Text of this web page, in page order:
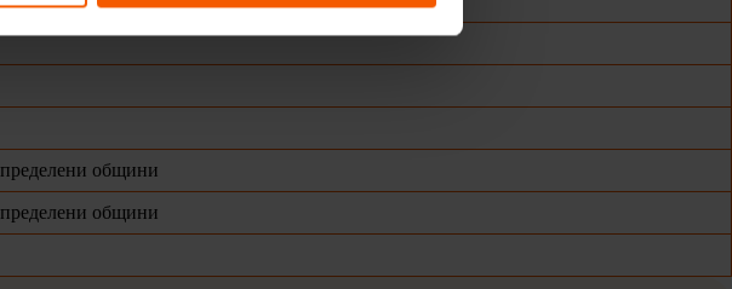
общини
общини